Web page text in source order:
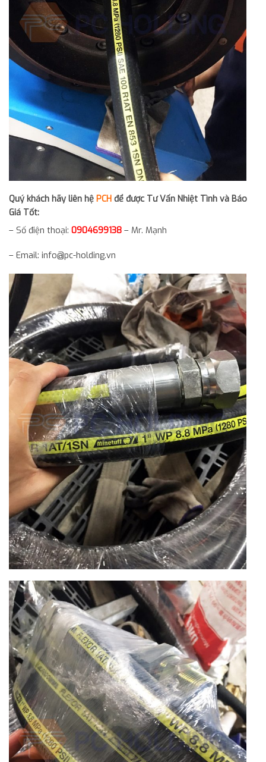
Quý khách hãy liên hệ PCH để được Tư Vấn Nhiệt Tình và Báo
Giá Tốt:
– Số điện thoại: 0904699138 – Mr. Mạnh
– Email: info@pc-holding.vn